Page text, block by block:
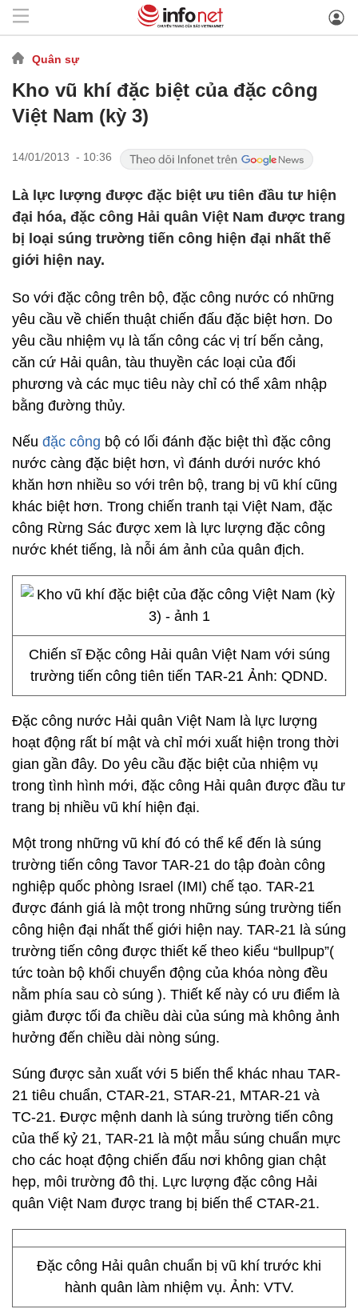
Quân sự
Kho vũ khí đặc biệt của đặc công
Việt Nam (kỳ 3)
14/01/2013 - 10:36
Là lực lượng được đặc biệt ưu tiên đầu tư hiện
đại hóa, đặc công Hải quân Việt Nam được trang
bị loại súng trường tiến công hiện đại nhất thế
giới hiện nay.
So với đặc công trên bộ, đặc công nước có những
yêu cầu về chiến thuật chiến đấu đặc biệt hơn. Do
yêu cầu nhiệm vụ là tấn công các vị trí bến cảng,
căn cứ Hải quân, tàu thuyền các loại của đối
phương và các mục tiêu này chỉ có thể xâm nhập
bằng đường thủy.
Nếu đặc công bộ có lối đánh đặc biệt thì đặc công
nước càng đặc biệt hơn, vì đánh dưới nước khó
khăn hơn nhiều so với trên bộ, trang bị vũ khí cũng
khác biệt hơn. Trong chiến tranh tại Việt Nam, đặc
công Rừng Sác được xem là lực lượng đặc công
nước khét tiếng, là nỗi ám ảnh của quân địch.
Chiến sĩ Đặc công Hải quân Việt Nam với súng
trường tiến công tiên tiến TAR-21 Ảnh: QDND.
Đặc công nước Hải quân Việt Nam là lực lượng
hoạt động rất bí mật và chỉ mới xuất hiện trong thời
gian gần đây. Do yêu cầu đặc biệt của nhiệm vụ
trong tình hình mới, đặc công Hải quân được đầu tư
trang bị nhiều vũ khí hiện đại.
Một trong những vũ khí đó có thể kể đến là súng
trường tiến công Tavor TAR-21 do tập đoàn công
nghiệp quốc phòng Israel (IMI) chế tạo. TAR-21
được đánh giá là một trong những súng trường tiến
công hiện đại nhất thế giới hiện nay. TAR-21 là súng
trường tiến công được thiết kế theo kiểu “bullpup”(
tức toàn bộ khối chuyển động của khóa nòng đều
nằm phía sau cò súng ). Thiết kế này có ưu điểm là
giảm được tối đa chiều dài của súng mà không ảnh
hưởng đến chiều dài nòng súng.
Súng được sản xuất với 5 biến thể khác nhau TAR-
21 tiêu chuẩn, CTAR-21, STAR-21, MTAR-21 và
TC-21. Được mệnh danh là súng trường tiến công
của thế kỷ 21, TAR-21 là một mẫu súng chuẩn mực
cho các hoạt động chiến đấu nơi không gian chật
hẹp, môi trường đô thị. Lực lượng đặc công Hải
quân Việt Nam được trang bị biến thể CTAR-21.
Đặc công Hải quân chuẩn bị vũ khí trước khi
hành quân làm nhiệm vụ. Ảnh: VTV.